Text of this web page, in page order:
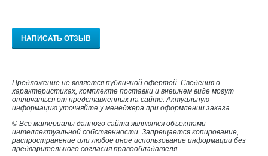
НАПИСАТЬ ОТЗЫВ
Предложение не является публичной офертой. Сведения о
характеристиках, комплекте поставки и внешнем виде могут
отличаться от представленных на сайте. Актуальную
информацию уточняйте у менеджера при оформлении заказа.
© Все материалы данного сайта являются объектами
интеллектуальной собственности. Запрещается копирование,
распространение или любое иное использование информации без
предварительного согласия правообладателя.